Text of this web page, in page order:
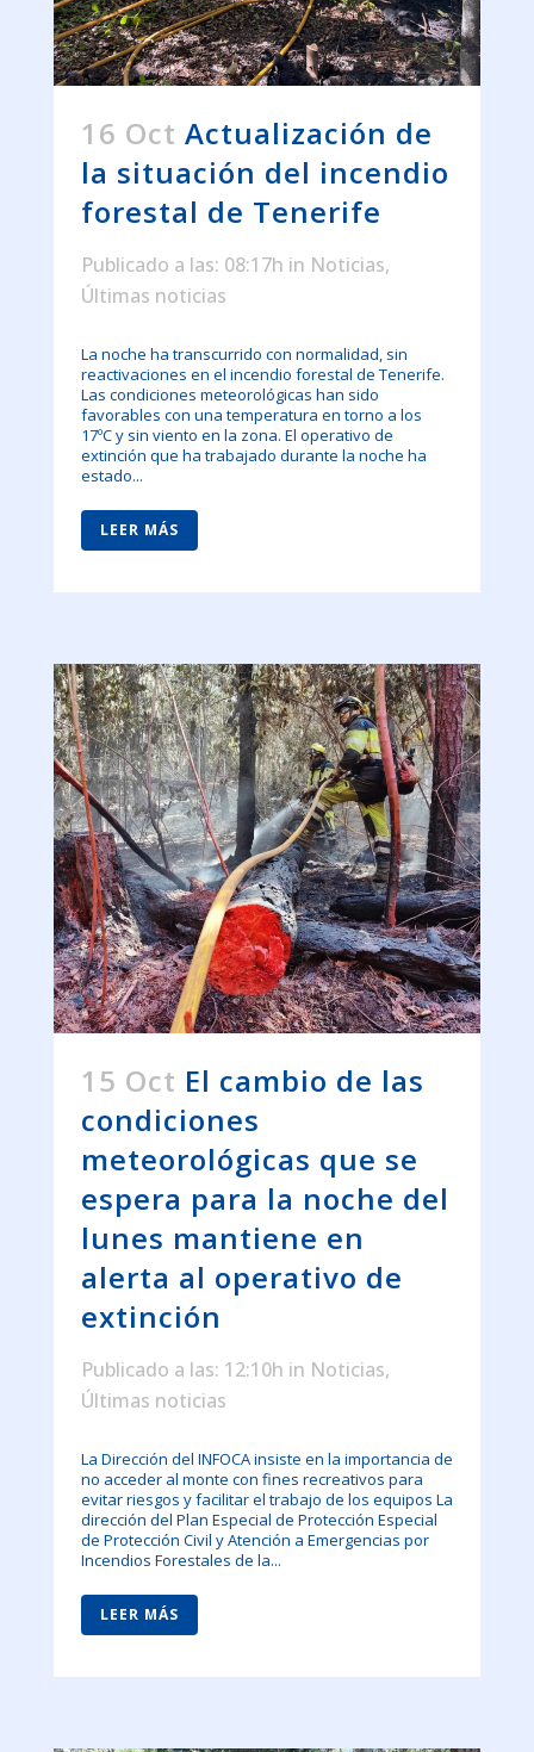
16 Oct Actualización de
la situación del incendio
forestal de Tenerife
Publicado a las: 08:17h in Noticias,
Últimas noticias
La noche ha transcurrido con normalidad, sin
reactivaciones en el incendio forestal de Tenerife.
Las condiciones meteorológicas han sido
favorables con una temperatura en torno a los
17ºC y sin viento en la zona. El operativo de
extinción que ha trabajado durante la noche ha
estado...
LEER MÁS
15 Oct El cambio de las
condiciones
meteorológicas que se
espera para la noche del
lunes mantiene en
alerta al operativo de
extinción
Publicado a las: 12:10h in Noticias,
Últimas noticias
La Dirección del INFOCA insiste en la importancia de
no acceder al monte con fines recreativos para
evitar riesgos y facilitar el trabajo de los equipos La
dirección del Plan Especial de Protección Especial
de Protección Civil y Atención a Emergencias por
Incendios Forestales de la...
LEER MÁS